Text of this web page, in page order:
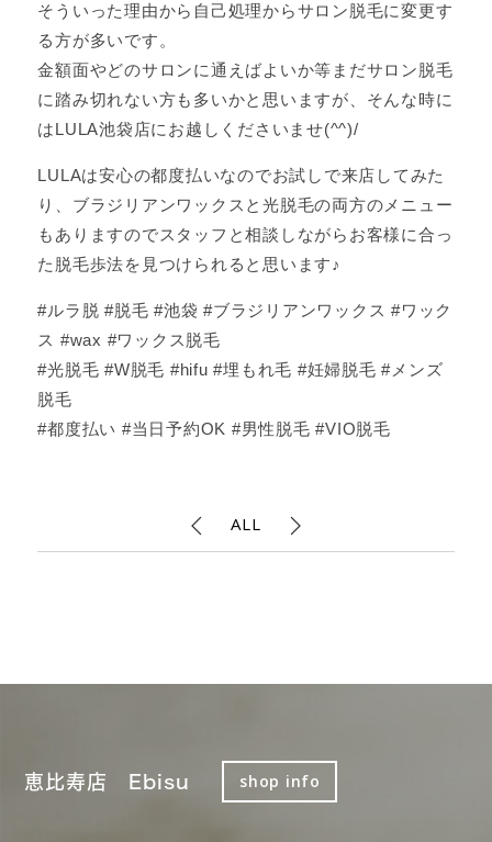
そういった理由から自己処理からサロン脱毛に変更す
る方が多いです。
金額面やどのサロンに通えばよいか等まだサロン脱毛
に踏み切れない方も多いかと思いますが、そんな時に
はLULA池袋店にお越しくださいませ(^^)/
LULAは安心の都度払いなのでお試しで来店してみた
り、ブラジリアンワックスと光脱毛の両方のメニュー
もありますのでスタッフと相談しながらお客様に合っ
た脱毛歩法を見つけられると思います♪
#ルラ脱 #脱毛 #池袋 #ブラジリアンワックス #ワック
ス #wax #ワックス脱毛
#光脱毛 #W脱毛 #hifu #埋もれ毛 #妊婦脱毛 #メンズ
脱毛
#都度払い #当日予約OK #男性脱毛 #VIO脱毛
ALL
恵比寿店 Ebisu shop info